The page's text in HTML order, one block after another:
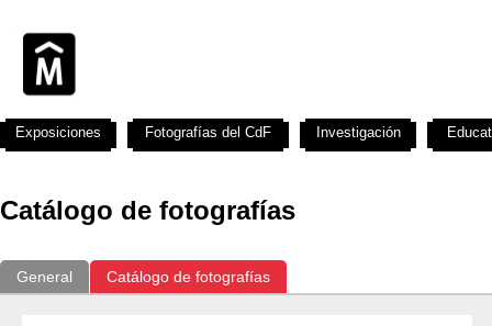
Catálogo de fotografías
General Catálogo de fotografías
Exposiciones Fotografías del CdF Investigación